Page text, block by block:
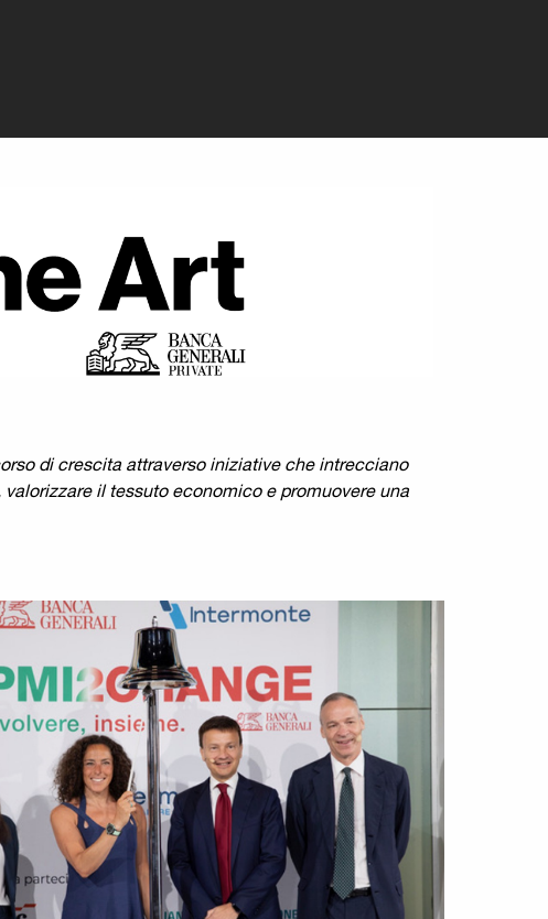
Generali
di crescita attraverso iniziative che intrecciano
il tessuto economico e promuovere una